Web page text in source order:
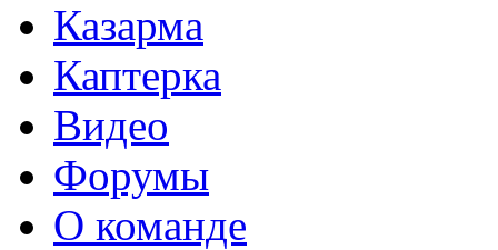
Казарма
Каптерка
Видео
Форумы
О команде